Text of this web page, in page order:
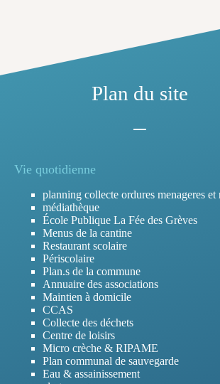
Plan du site
Vie quotidienne
planning collecte ordures menageres et
médiathèque
École Publique La Fée des Grèves
Menus de la cantine
Restaurant scolaire
Périscolaire
Plan.s de la commune
Annuaire des associations
Maintien à domicile
CCAS
Collecte des déchets
Centre de loisirs
Micro crèche & RIPAME
Plan communal de sauvegarde
Eau & assainissement